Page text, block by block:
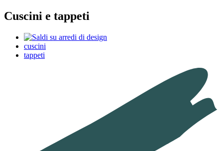
Cuscini e tappeti
cuscini
tappeti